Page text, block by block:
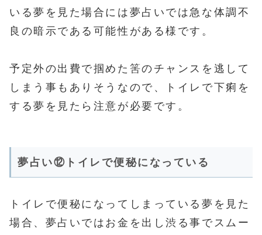
いる夢を見た場合には夢占いでは急な体調不
良の暗示である可能性がある様です。
予定外の出費で掴めた筈のチャンスを逃して
しまう事もありそうなので、トイレで下痢を
する夢を見たら注意が必要です。
夢占い⑫トイレで便秘になっている
トイレで便秘になってしまっている夢を見た
場合、夢占いではお金を出し渋る事でスムー